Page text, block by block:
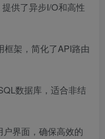
供了异步I/O和高性
框架，简化了API路由
数据库，适合非结
界面，确保高效的